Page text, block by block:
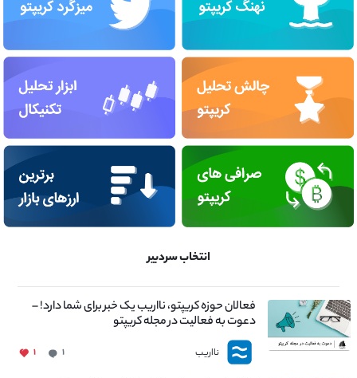
انتخاب سردبیر
فعالان حوزه کریپتو، نااریب یک خبر برای شما دارد! –
دعوت به فعالیت در مجله کریپتو
نااریب ۱ ۱